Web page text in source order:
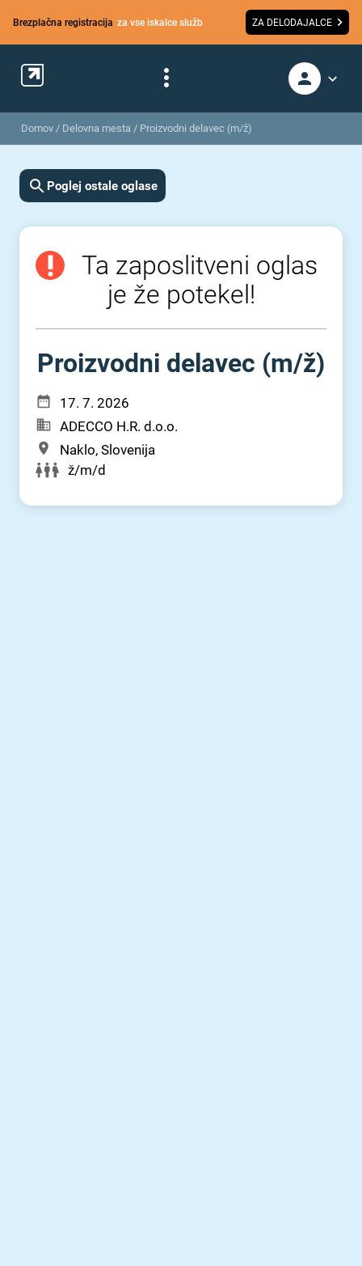
Brezplačna registracija za vse iskalce služb ZA DELODAJALCE
Domov / Delovna mesta / Proizvodni delavec (m/ž)
Poglej ostale oglase
Ta zaposlitveni oglas
je že potekel!
Proizvodni delavec (m⁠/⁠ž)
17. 7. 2026
ADECCO H.R. d.o.o.
Naklo, Slovenija
ž/m/d